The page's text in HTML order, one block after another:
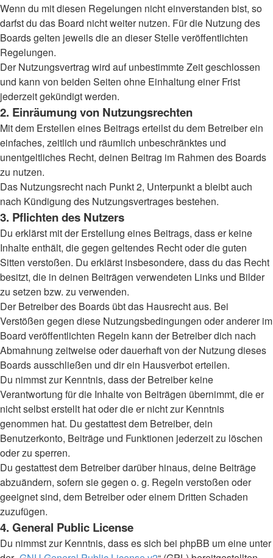
Wenn du mit diesen Regelungen nicht einverstanden bist, so
darfst du das Board nicht weiter nutzen. Für die Nutzung des
Boards gelten jeweils die an dieser Stelle veröffentlichten
Regelungen.
Der Nutzungsvertrag wird auf unbestimmte Zeit geschlossen
und kann von beiden Seiten ohne Einhaltung einer Frist
jederzeit gekündigt werden.
2. Einräumung von Nutzungsrechten
Mit dem Erstellen eines Beitrags erteilst du dem Betreiber ein
einfaches, zeitlich und räumlich unbeschränktes und
unentgeltliches Recht, deinen Beitrag im Rahmen des Boards
zu nutzen.
Das Nutzungsrecht nach Punkt 2, Unterpunkt a bleibt auch
nach Kündigung des Nutzungsvertrages bestehen.
3. Pflichten des Nutzers
Du erklärst mit der Erstellung eines Beitrags, dass er keine
Inhalte enthält, die gegen geltendes Recht oder die guten
Sitten verstoßen. Du erklärst insbesondere, dass du das Recht
besitzt, die in deinen Beiträgen verwendeten Links und Bilder
zu setzen bzw. zu verwenden.
Der Betreiber des Boards übt das Hausrecht aus. Bei
Verstößen gegen diese Nutzungsbedingungen oder anderer im
Board veröffentlichten Regeln kann der Betreiber dich nach
Abmahnung zeitweise oder dauerhaft von der Nutzung dieses
Boards ausschließen und dir ein Hausverbot erteilen.
Du nimmst zur Kenntnis, dass der Betreiber keine
Verantwortung für die Inhalte von Beiträgen übernimmt, die er
nicht selbst erstellt hat oder die er nicht zur Kenntnis
genommen hat. Du gestattest dem Betreiber, dein
Benutzerkonto, Beiträge und Funktionen jederzeit zu löschen
oder zu sperren.
Du gestattest dem Betreiber darüber hinaus, deine Beiträge
abzuändern, sofern sie gegen o. g. Regeln verstoßen oder
geeignet sind, dem Betreiber oder einem Dritten Schaden
zuzufügen.
4. General Public License
Du nimmst zur Kenntnis, dass es sich bei phpBB um eine unter